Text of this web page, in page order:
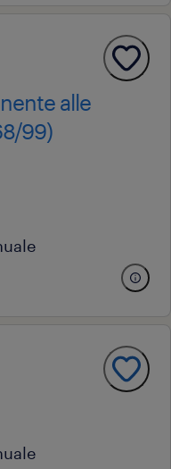
alle
99)